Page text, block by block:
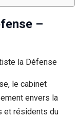
–
le cabinet
envers la
et résidents du